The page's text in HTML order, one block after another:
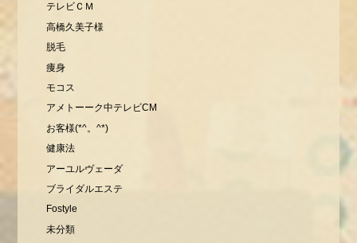
テレビＣＭ
高橋久美子様
脱毛
痩身
モコス
アメトーーク中テレビCM
お客様(*^。^*)
健康法
アーユルヴェーダ
ブライダルエステ
Fostyle
未分類